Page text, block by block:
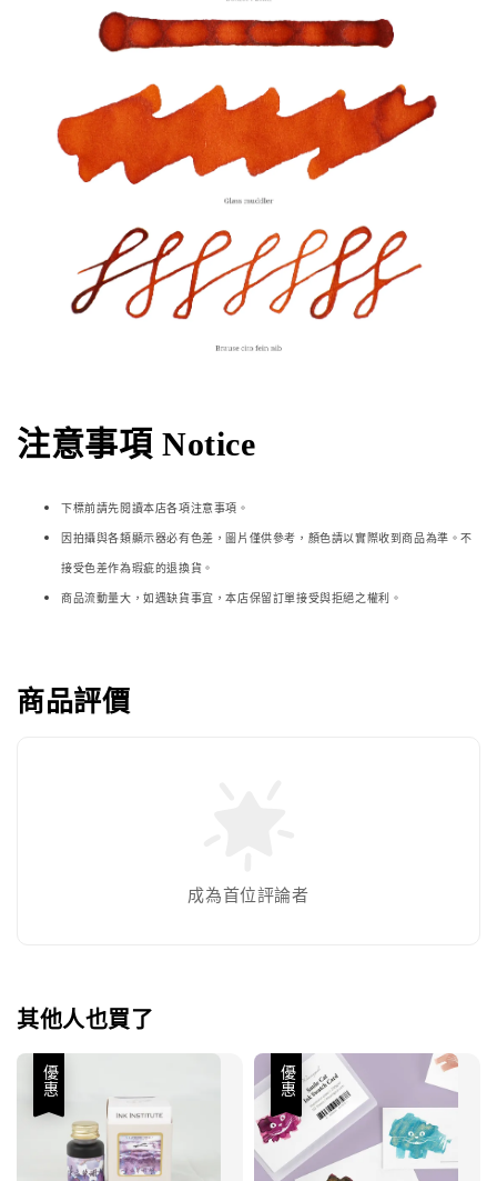
注意事項 Notice
下標前請先閱讀本店各項注意事項。
因拍攝與各類顯示器必有色差，圖片僅供參考，顏色請以實際收到商品為準。不
接受色差作為瑕疵的退換貨。
商品流動量大，如遇缺貨事宜，本店保留訂單接受與拒絕之權利。
商品評價
成為首位評論者
其他人也買了
優惠 優惠